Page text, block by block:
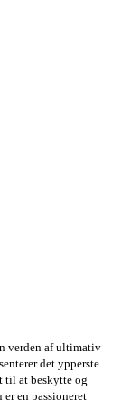
verden af ultimativ
det ypperste
til at beskytte og
er en passioneret